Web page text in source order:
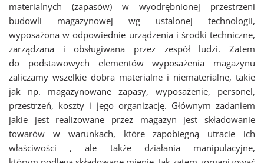
materialnych (zapasów) w wyodrębnionej przestrzeni
budowli magazynowej wg ustalonej technologii,
wyposażona w odpowiednie urządzenia i środki techniczne,
zarządzana i obsługiwana przez zespół ludzi. Zatem
do podstawowych elementów wyposażenia magazynu
zaliczamy wszelkie dobra materialne i niematerialne, takie
jak np. magazynowane zapasy, wyposażenie, personel,
przestrzeń, koszty i jego organizację. Głównym zadaniem
jakie jest realizowane przez magazyn jest składowanie
towarów w warunkach, które zapobiegną utracie ich
właściwości , ale także działania manipulacyjne,